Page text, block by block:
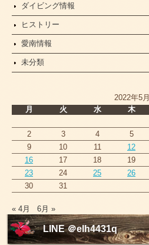
ダイビング情報
ヒストリー
愛南情報
未分類
2022年5月
月
火 水 木
2
3 4 5
9
10 11 12
16
17 18 19
23
24 25 26
30
31
« 4月 6月 »
LINE ＠elh4431q